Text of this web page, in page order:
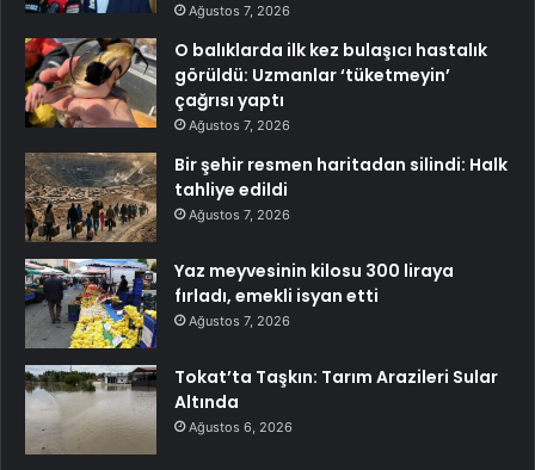
Ağustos 7, 2026
O balıklarda ilk kez bulaşıcı hastalık
görüldü: Uzmanlar ‘tüketmeyin’
çağrısı yaptı
Ağustos 7, 2026
Bir şehir resmen haritadan silindi: Halk
tahliye edildi
Ağustos 7, 2026
Yaz meyvesinin kilosu 300 liraya
fırladı, emekli isyan etti
Ağustos 7, 2026
Tokat’ta Taşkın: Tarım Arazileri Sular
Altında
Ağustos 6, 2026